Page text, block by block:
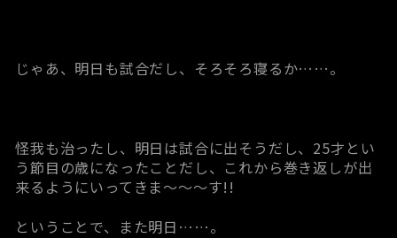
じゃあ、明日も試合だし、そろそろ寝るか……。
怪我も治ったし、明日は試合に出そうだし、25才とい
う節目の歳になったことだし、これから巻き返しが出
来るようにいってきま～～～す!!
ということで、また明日……。